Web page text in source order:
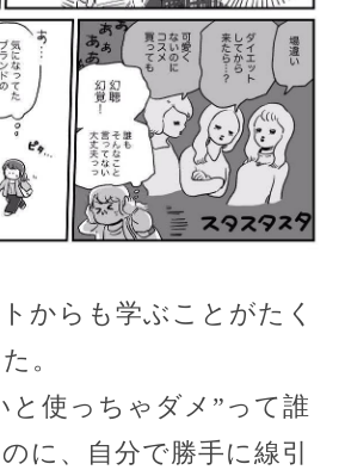
からも学ぶことがたく
。
と使っちゃダメ”って誰
に、自分で勝手に線引